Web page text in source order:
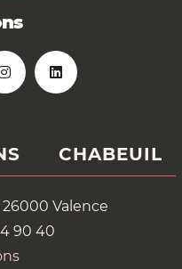
CHABEUIL
26000 Valence
90 40